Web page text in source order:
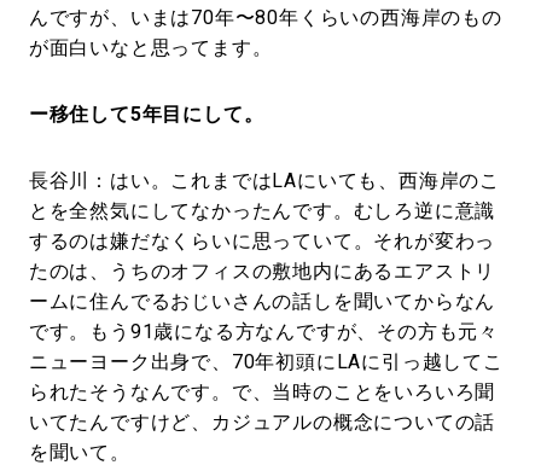
んですが、いまは70年〜80年くらいの西海岸のもの
が面白いなと思ってます。
ー移住して5年目にして。
長谷川：はい。これまではLAにいても、西海岸のこ
とを全然気にしてなかったんです。むしろ逆に意識
するのは嫌だなくらいに思っていて。それが変わっ
たのは、うちのオフィスの敷地内にあるエアストリ
ームに住んでるおじいさんの話しを聞いてからなん
です。もう91歳になる方なんですが、その方も元々
ニューヨーク出身で、70年初頭にLAに引っ越してこ
られたそうなんです。で、当時のことをいろいろ聞
いてたんですけど、カジュアルの概念についての話
を聞いて。